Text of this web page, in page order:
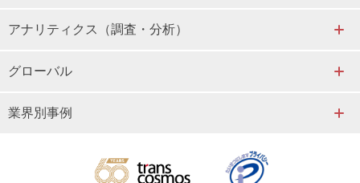
アナリティクス（調査・分析）
グローバル
業界別事例